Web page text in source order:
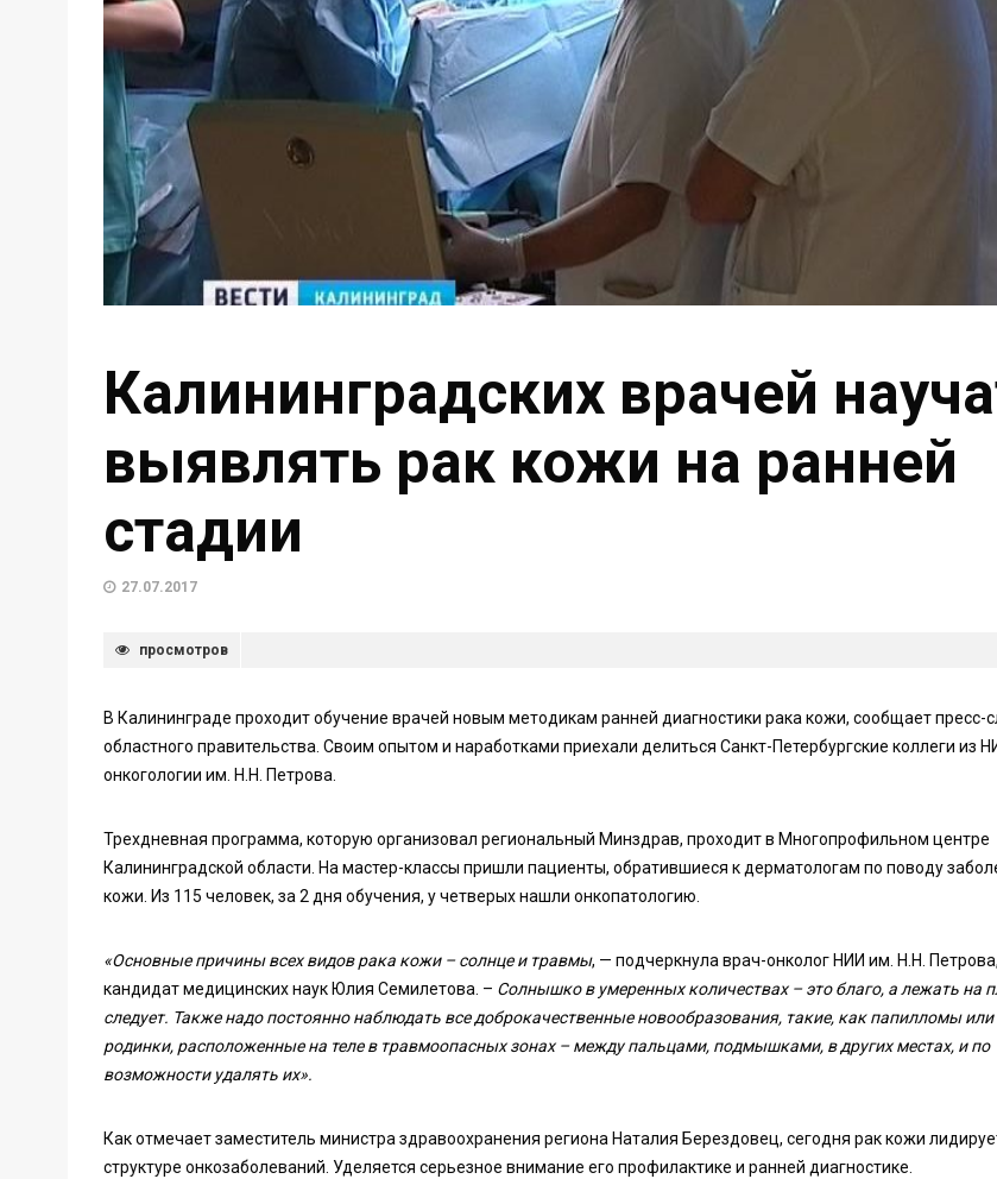
Калининградских врачей
выявлять рак кожи на ранней
стадии
27.07.2017
просмотров
В Калининграде проходит обучение врачей новым методикам ранней диагностики рака кожи, сообщает пресс-
областного правительства. Своим опытом и наработками приехали делиться Санкт-Петербургские коллеги из
онкогологии им. Н.Н. Петрова.
Трехдневная программа, которую организовал региональный Минздрав, проходит в Многопрофильном центре
Калининградской области. На мастер-классы пришли пациенты, обратившиеся к дерматологам по поводу
кожи. Из 115 человек, за 2 дня обучения, у четверых нашли онкопатологию.
«Основные причины всех видов рака кожи – солнце и травмы, — подчеркнула врач-онколог НИИ им. Н.Н. Петрова,
кандидат медицинских наук Юлия Семилетова. – Солнышко в умеренных количествах – это благо, а лежать на
следует. Также надо постоянно наблюдать все доброкачественные новообразования, такие, как папилломы или
родинки, расположенные на теле в травмоопасных зонах – между пальцами, подмышками, в других местах, и по
возможности удалять их».
Как отмечает заместитель министра здравоохранения региона Наталия Берездовец, сегодня рак кожи
структуре онкозаболеваний. Уделяется серьезное внимание его профилактике и ранней диагностике.